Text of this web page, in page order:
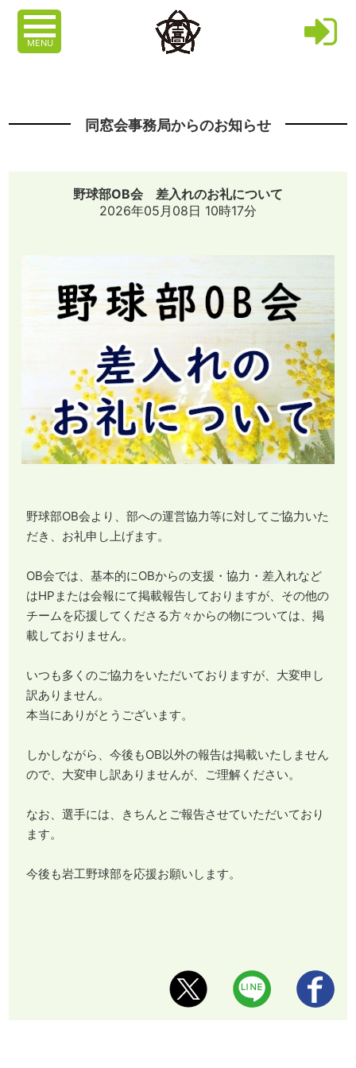
MENU
同窓会事務局からのお知らせ
野球部OB会 差入れのお礼について
2026年05月08日 10時17分
野球部OB会より、部への運営協力等に対してご協力いた
だき、お礼申し上げます。
OB会では、基本的にOBからの支援・協力・差入れなど
はHPまたは会報にて掲載報告しておりますが、その他の
チームを応援してくださる方々からの物については、掲
載しておりません。
いつも多くのご協力をいただいておりますが、大変申し
訳ありません。
本当にありがとうございます。
しかしながら、今後もOB以外の報告は掲載いたしません
ので、大変申し訳ありませんが、ご理解ください。
なお、選手には、きちんとご報告させていただいており
ます。
今後も岩工野球部を応援お願いします。